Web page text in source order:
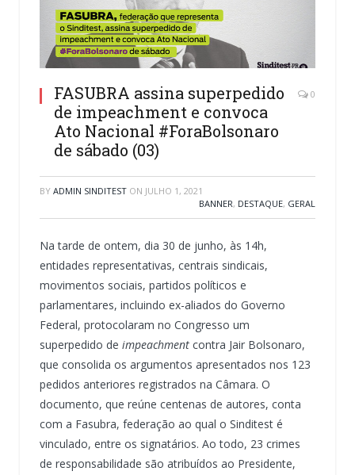
FASUBRA assina superpedido
de impeachment e convoca
Ato Nacional #ForaBolsonaro
de sábado (03)
0
BY ADMIN SINDITEST ON JULHO 1, 2021
BANNER, DESTAQUE, GERAL
Na tarde de ontem, dia 30 de junho, às 14h,
entidades representativas, centrais sindicais,
movimentos sociais, partidos políticos e
parlamentares, incluindo ex-aliados do Governo
Federal, protocolaram no Congresso um
superpedido de impeachment contra Jair Bolsonaro,
que consolida os argumentos apresentados nos 123
pedidos anteriores registrados na Câmara. O
documento, que reúne centenas de autores, conta
com a Fasubra, federação ao qual o Sinditest é
vinculado, entre os signatários. Ao todo, 23 crimes
de responsabilidade são atribuídos ao Presidente,